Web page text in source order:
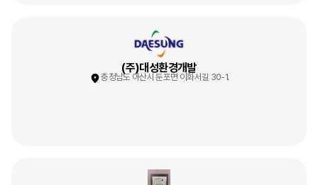
(주)대성환경개발
충청남도 아산시 둔포면 이화서길 30-1.